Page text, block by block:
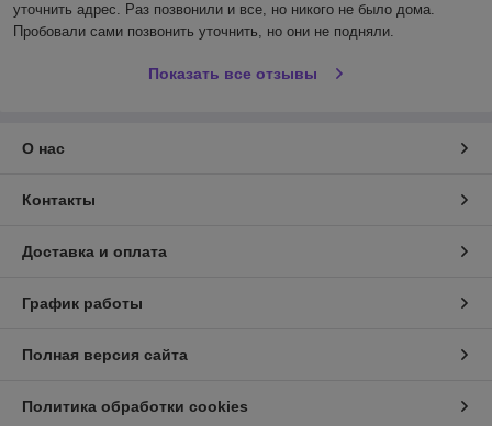
уточнить адрес. Раз позвонили и все, но никого не было дома.
Пробовали сами позвонить уточнить, но они не подняли.
Показать все отзывы
О нас
Контакты
Доставка и оплата
График работы
Полная версия сайта
Политика обработки cookies